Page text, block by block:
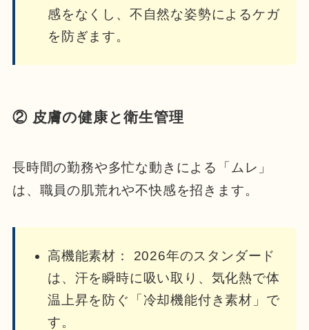
感をなくし、不自然な姿勢によるケガ
を防ぎます。
② 皮膚の健康と衛生管理
長時間の勤務や多忙な動きによる「ムレ」
は、職員の肌荒れや不快感を招きます。
高機能素材： 2026年のスタンダード
は、汗を瞬時に吸い取り、気化熱で体
温上昇を防ぐ「冷却機能付き素材」で
す。